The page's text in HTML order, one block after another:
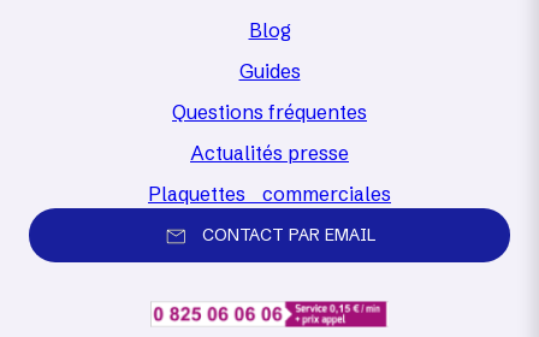
Blog
Guides
Questions fréquentes
Actualités presse
Plaquettes commerciales
CONTACT PAR EMAIL